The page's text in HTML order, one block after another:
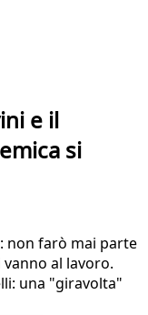
e il
si
non farò mai parte
al lavoro.
una "giravolta"